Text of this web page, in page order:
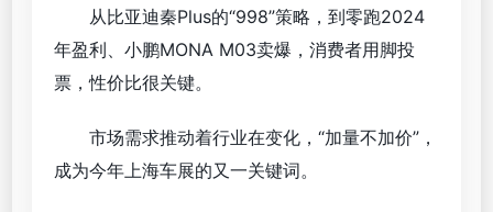
从比亚迪秦Plus的“998”策略，到零跑2024
年盈利、小鹏MONA M03卖爆，消费者用脚投
票，性价比很关键。
市场需求推动着行业在变化，“加量不加价”，
成为今年上海车展的又一关键词。